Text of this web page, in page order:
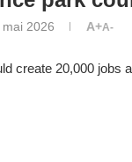
mai 2026 A+A-
create 20,000 jobs